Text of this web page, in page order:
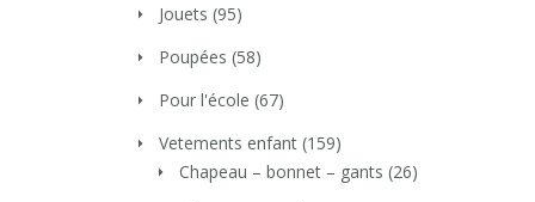
Jouets (95)
Poupées (58)
Pour l'école (67)
Vetements enfant (159)
Chapeau – bonnet – gants (26)